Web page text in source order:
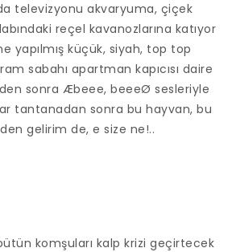
televizyonu akvaryuma, çiçek
reçel kavanozlarına katıyor
yapılmış küçük, siyah, top top
sabahı apartman kapıcısı daire
sonra Æbeee, beeeØ sesleriyle
tantanadan sonra bu hayvan, bu
gelirim de, e size ne!..
komşuları kalp krizi geçirtecek